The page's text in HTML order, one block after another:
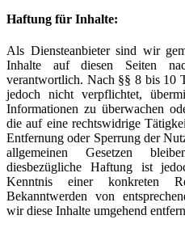
Haftung für Inhalte:
Als Diensteanbieter sind wir
Inhalte auf diesen Seiten
verantwortlich. Nach §§ 8 bis 10
jedoch nicht verpflichtet,
Informationen zu überwachen
die auf eine rechtswidrige
Entfernung oder Sperrung der
allgemeinen Gesetzen
diesbezügliche Haftung ist
Kenntnis einer konkreten
Bekanntwerden von
wir diese Inhalte umgehend